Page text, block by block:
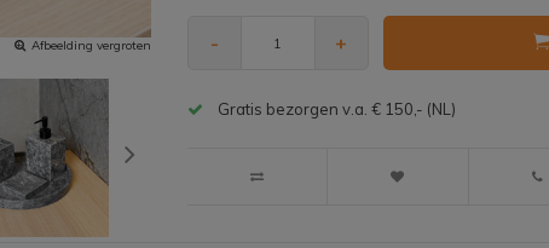
Afbeelding vergroten - +
Gratis bezorgen v.a. € 150,- (NL)